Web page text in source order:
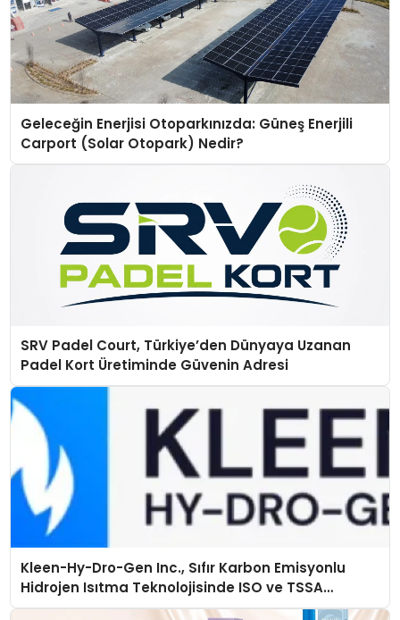
Geleceğin Enerjisi Otoparkınızda: Güneş Enerjili
Carport (Solar Otopark) Nedir?
SRV Padel Court, Türkiye’den Dünyaya Uzanan
Padel Kort Üretiminde Güvenin Adresi
Kleen-Hy-Dro-Gen Inc., Sıfır Karbon Emisyonlu
Hidrojen Isıtma Teknolojisinde ISO ve TSSA
Düzenleyici Onaylarını Aldı